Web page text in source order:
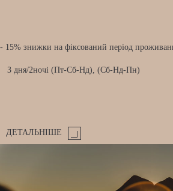
- 15% знижки на фіксований
3 дня/2ночі (Пт-Сб-Нд), (Сб-Нд-Пн)
ДЕТАЛЬНІШЕ